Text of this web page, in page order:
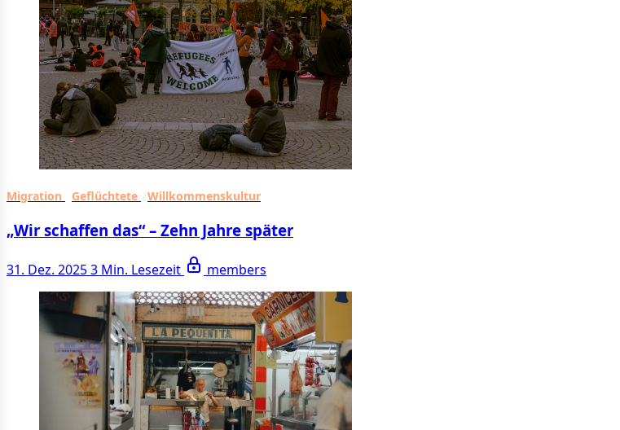
Migration Geflüchtete Willkommenskultur
„Wir schaffen das“ – Zehn Jahre später
31. Dez. 20253 Min. Lesezeit members